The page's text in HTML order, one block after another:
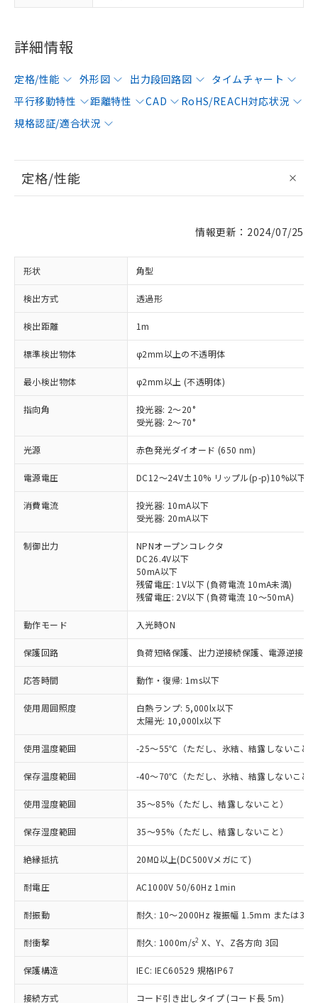
詳細情報
定格/性能 外形図 出力段回路図
タイムチャート
平行移動特性
距離特性 CAD
RoHS/REACH対応状況
規格認証/適合状況
定格/性能
情報更新：2024/07/25
形状 角型
検出方式 透過形
検出距離 1m
標準検出物体 φ2mm以上の不透明体
最小検出物体 φ2mm以上 (不透明体)
指向角
投光器: 2～20°
受光器: 2～70°
光源 赤色発光ダイオード (650 nm)
電源電圧 DC12～24V±10% リップル(p-p)10%以下
消費電流
投光器: 10mA以下
受光器: 20mA以下
制御出力
NPNオープンコレクタ
DC26.4V以下
50mA以下
残留電圧: 1V以下 (負荷電流 10mA未満)
残留電圧: 2V以下 (負荷電流 10～50mA)
動作モード 入光時ON
保護回路 負荷短絡保護、出力逆接続保護、電源逆接続
応答時間 動作・復帰: 1ms以下
使用周囲照度
白熱ランプ: 5,000lx以下
太陽光: 10,000lx以下
使用温度範囲 -25～55℃（ただし、氷結、結露しないこと
保存温度範囲 -40～70℃（ただし、氷結、結露しないこと
使用湿度範囲 35～85%（ただし、結露しないこと）
保存湿度範囲 35～95%（ただし、結露しないこと）
絶縁抵抗 20MΩ以上(DC500Vメガにて)
耐電圧 AC1000V 50/60Hz 1min
耐振動 耐久: 10～2000Hz 複振幅 1.5mm または
耐衝撃 耐久: 1000m/s2 X、Y、Z各方向 3回
保護構造 IEC: IEC60529 規格IP67
接続方式 コード引き出しタイプ (コード長 5m)
ご利用条件
以下の条件をお読みいただき、同意のうえ
ご利用ください。
本サービスは、当社制御機器事業取扱
商品の当社在庫状況および標準価格
(税抜)を提供させていただくもので
当社制御機器事業取扱商品の中には、
本サービスの対象外となる商品もある
ことをご了承ください。
在庫状況および標準価格照会結果は、
記載している更新日時点での社内デー
タに基づき作成されるものであり、閲
覧された時点での実際の在庫および標
準価格とは異なる場合があることをご
了承ください。
対応済み：EU RoHS指令（10物質）の
非含有に対応した製品が提供可能な商品で
す。
対応予定：EU RoHS指令（10物質）の非含
有に対応した製品に切り替える予定のある
商品です。
対応予定なし：EU RoHS指令（10物質）の
非含有に非対応の商品で、対応品を出す予
定はありません。
調査・確認中：EU RoHS指令（10物質）の
非含有の対応状況を調査中または確認中の
商品です。
害物質有無と関係のない商品です。
仕入先様の事情により、非含有部品として
いたものが、含有品と判明した場合などや
むを得ず変更することがあります。
*EU RoHS指令（10物質）：
六価クロム(Cr(Ⅵ)) 1000ppm以下、ポリ臭化ビフェニル
類(PBB) 1000ppm以下、ポリ臭化ジフェニルエーテル類
(PBDE) 1000ppm以下、フタル酸ビス(2-エチルヘキシ
※1 中国RoHS○×表
「○」：最大均質材料含有率が中国RoHSの
基準値以下であることを示します。
基準値を超えていることを示します。
「－」：未確認です。当社販売部門へお問
*中国RoHS10物質の基準値 (GB/T26572)：
Pb(鉛) :1000ppm、 Hg(水銀) : 1000ppm、 Cd(カドミウ
ム) : 100ppm、
Cr(Ⅵ)(六価クロム) : 1000ppm、 PBBs(ポリ臭化ビフェ
ニル類) : 1000ppm、 PBDEs(ポリ臭化ジフェニルエーテ
当社は、これら貴社製品のうち、外国
為替および外国貿易法に定める商品
（以下｢規制貨物等」という）を輸出
または国外への提供する場合は、日本
国政府の輸出許可(または役務取引許
可)を取得するなどの必要な手続きを
とります。
一定数以上の在庫あり